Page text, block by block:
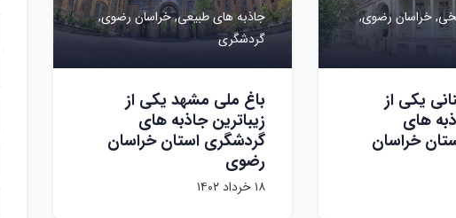
خراسان رضوی,
یکی از
های
خراسان
جاذبه های طبیعی,خراسان رضوی,
گردشگری
باغ ملی مشهد یکی از
زیباترین جاذبه های
گردشگری استان خراسان
رضوی
۱۸ خرداد ۱۴۰۲